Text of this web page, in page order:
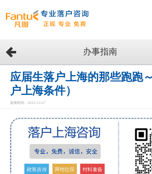
网
站
首
页
留
生
办事指南
应届生落户上海的那些跑跑
户上海条件）
发表时间：2025-12-27